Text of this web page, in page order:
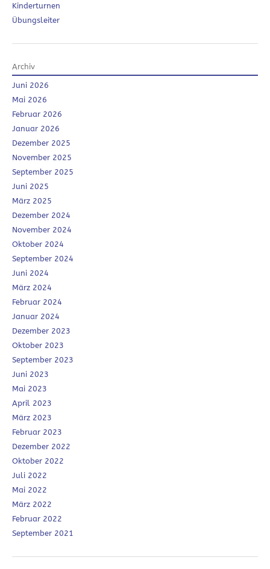
Kinderturnen
Übungsleiter
Archiv
Juni 2026
Mai 2026
Februar 2026
Januar 2026
Dezember 2025
November 2025
September 2025
Juni 2025
März 2025
Dezember 2024
November 2024
Oktober 2024
September 2024
Juni 2024
März 2024
Februar 2024
Januar 2024
Dezember 2023
Oktober 2023
September 2023
Juni 2023
Mai 2023
April 2023
März 2023
Februar 2023
Dezember 2022
Oktober 2022
Juli 2022
Mai 2022
März 2022
Februar 2022
September 2021